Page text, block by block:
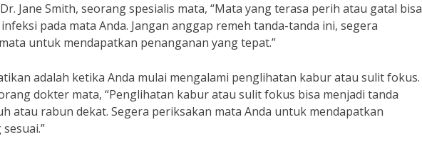
Jane Smith, seorang spesialis mata, “Mata yang terasa perih atau gatal bisa
pada mata Anda. Jangan anggap remeh tanda-tanda ini, segera
untuk mendapatkan penanganan yang tepat.”
adalah ketika Anda mulai mengalami penglihatan kabur atau sulit fokus.
dokter mata, “Penglihatan kabur atau sulit fokus bisa menjadi tanda
atau rabun dekat. Segera periksakan mata Anda untuk mendapatkan